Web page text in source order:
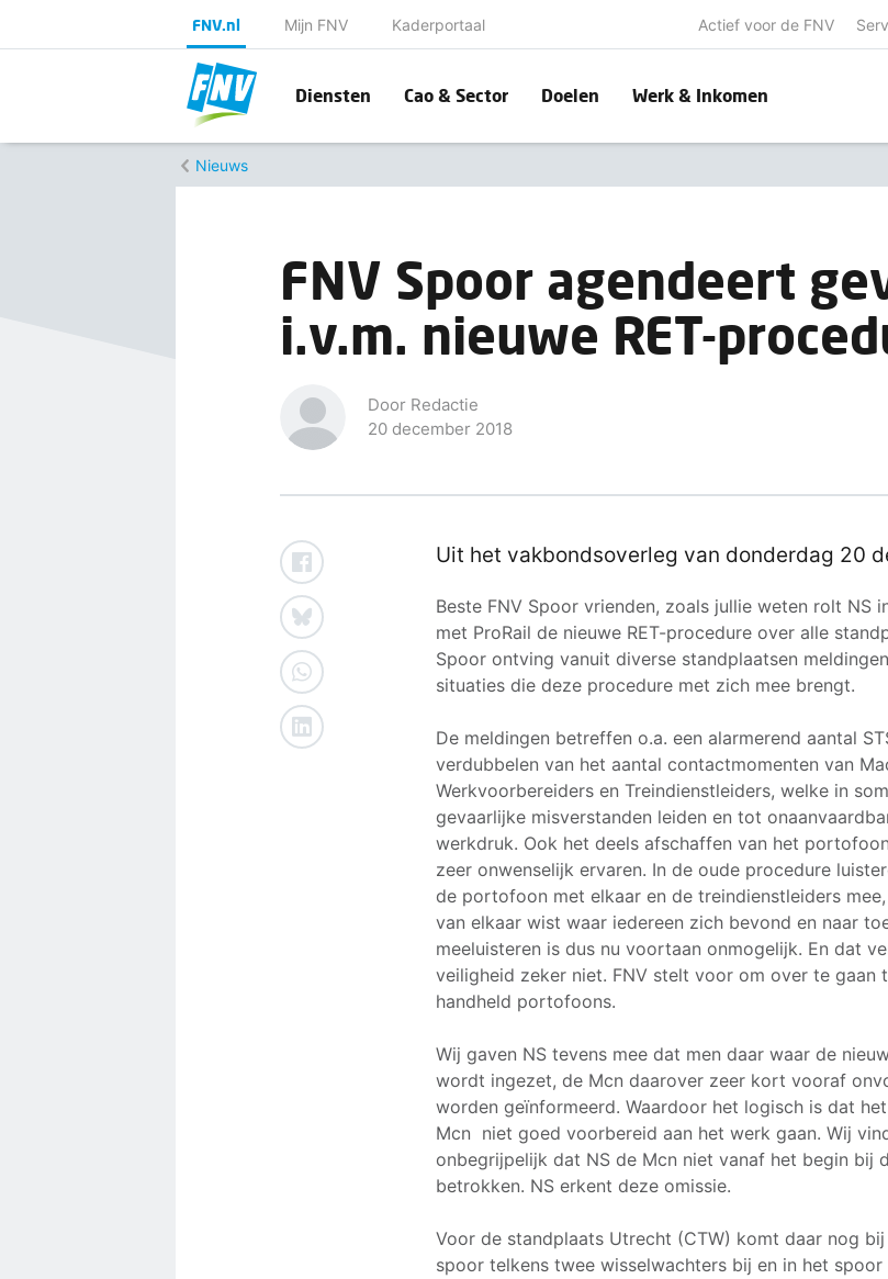
FNV.nl Mijn FNV Kaderportaal Actief voor de FNV
Diensten Cao & Sector Doelen Werk & Inkomen
Nieuws
FNV Spoor agendeert
i.v.m. nieuwe RET-
Door Redactie
20 december 2018
Uit het vakbondsoverleg van donderdag 20
Beste FNV Spoor vrienden, zoals jullie weten rolt NS
met ProRail de nieuwe RET-procedure over alle
Spoor ontving vanuit diverse standplaatsen
situaties die deze procedure met zich mee brengt.
De meldingen betreffen o.a. een alarmerend aantal
verdubbelen van het aantal contactmomenten van
Werkvoorbereiders en Treindienstleiders, welke in
gevaarlijke misverstanden leiden en tot
werkdruk. Ook het deels afschaffen van het
zeer onwenselijk ervaren. In de oude procedure
de portofoon met elkaar en de treindienstleiders
van elkaar wist waar iedereen zich bevond en naar
meeluisteren is dus nu voortaan onmogelijk. En dat
veiligheid zeker niet. FNV stelt voor om over te gaan
handheld portofoons.
Wij gaven NS tevens mee dat men daar waar de
wordt ingezet, de Mcn daarover zeer kort vooraf
worden geïnformeerd. Waardoor het logisch is dat
Mcn niet goed voorbereid aan het werk gaan. Wij
onbegrijpelijk dat NS de Mcn niet vanaf het begin bij
betrokken. NS erkent deze omissie.
Voor de standplaats Utrecht (CTW) komt daar nog
spoor telkens twee wisselwachters bij en in het